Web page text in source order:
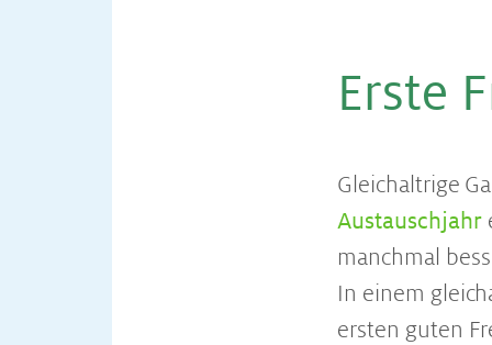
Erste
Gleichaltrige
Austauschjahr
manchmal
In einem
ersten guten